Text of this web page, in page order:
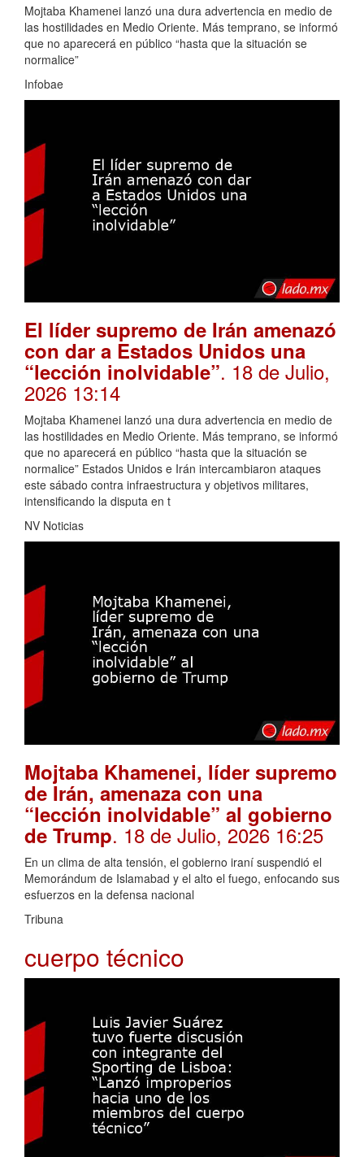
Mojtaba Khamenei lanzó una dura advertencia en medio de
las hostilidades en Medio Oriente. Más temprano, se informó
que no aparecerá en público “hasta que la situación se
normalice”
Infobae
El líder supremo de Irán amenazó
con dar a Estados Unidos una
“lección inolvidable”. 18 de Julio,
2026 13:14
Mojtaba Khamenei lanzó una dura advertencia en medio de
las hostilidades en Medio Oriente. Más temprano, se informó
que no aparecerá en público “hasta que la situación se
normalice” Estados Unidos e Irán intercambiaron ataques
este sábado contra infraestructura y objetivos militares,
intensificando la disputa en t
NV Noticias
Mojtaba Khamenei, líder supremo
de Irán, amenaza con una
“lección inolvidable” al gobierno
de Trump. 18 de Julio, 2026 16:25
En un clima de alta tensión, el gobierno iraní suspendió el
Memorándum de Islamabad y el alto el fuego, enfocando sus
esfuerzos en la defensa nacional
Tribuna
cuerpo técnico